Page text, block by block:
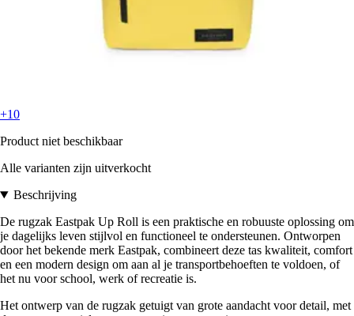
+10
Product niet beschikbaar
Alle varianten zijn uitverkocht
Beschrijving
De rugzak Eastpak Up Roll is een praktische en robuuste oplossing om
je dagelijks leven stijlvol en functioneel te ondersteunen. Ontworpen
door het bekende merk Eastpak, combineert deze tas kwaliteit, comfort
en een modern design om aan al je transportbehoeften te voldoen, of
het nu voor school, werk of recreatie is.
Het ontwerp van de rugzak getuigt van grote aandacht voor detail, met